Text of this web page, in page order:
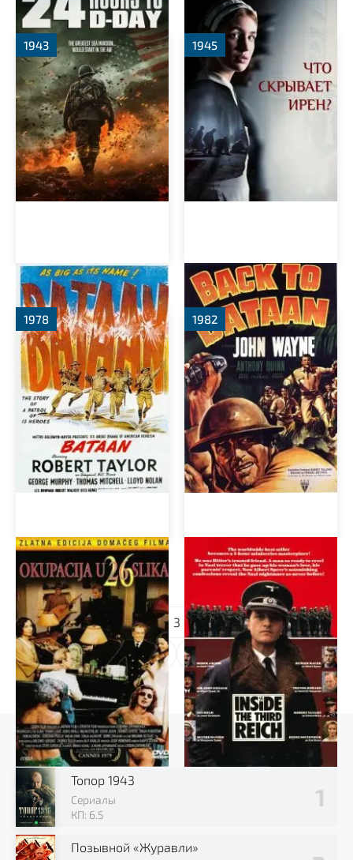
до дня D
Батаан
1943
Возвращение на Батаан
1945
Оккупация в 26
эпизодах
1978
Внутри Третьего рейха
1982
1 3 ... 36
Выбор зрителя
Топор 1943
Сериалы
КП: 6.5
Позывной «Журавли»